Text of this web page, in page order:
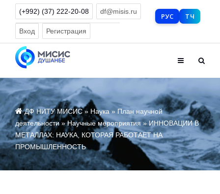
РУС ТЧ
(+992) (37) 222-20-08 df@misis.ru
Версия для слабовидящих
Вход Регистрация
ДФ НИТУ МИСИС» Наука » План научной
деятельности»Научные мероприятия» ИННОВАЦИИ В
МЕТАЛЛАХ: НАУКА, КОТОРАЯ РАБОТАЕТ НА
ПРОМЫШЛЕННОСТЬ